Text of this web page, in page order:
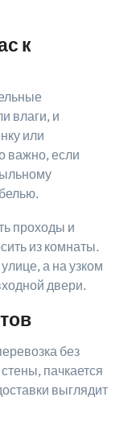
к
влаги, и
или
важно, если
проходы и
из комнаты.
а на узком
двери.
без
пачкается
выглядит